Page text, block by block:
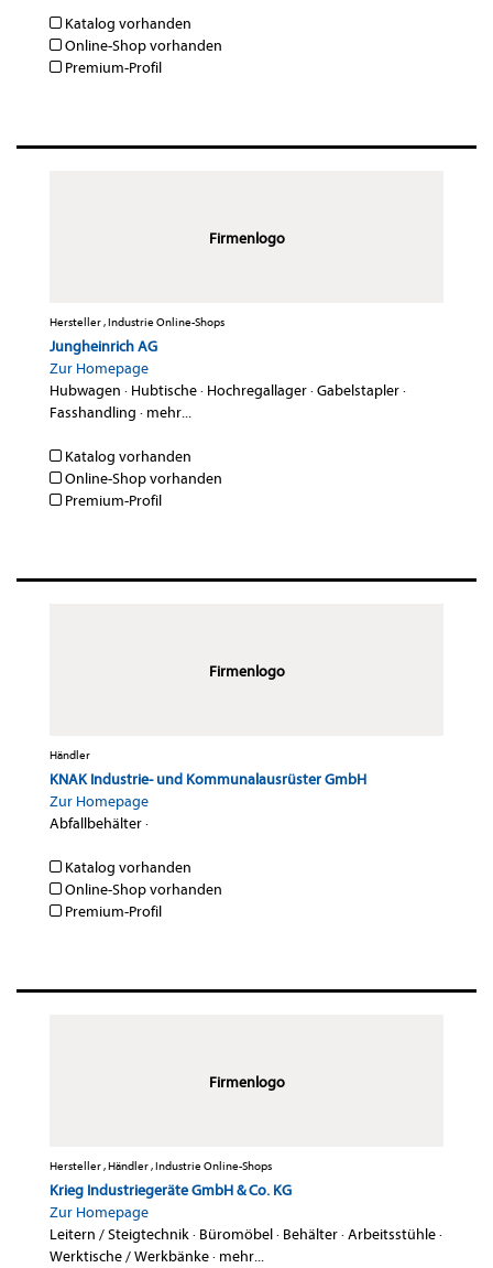
Katalog vorhanden
Online-Shop vorhanden
Premium-Profil
Firmenlogo
Hersteller , Industrie Online-Shops
Jungheinrich AG
Zur Homepage
Hubwagen · Hubtische· Hochregallager·Gabelstapler·
Fasshandling · mehr...
Katalog vorhanden
Online-Shop vorhanden
Premium-Profil
Firmenlogo
Händler
KNAK Industrie- und Kommunalausrüster GmbH
Zur Homepage
Abfallbehälter·
Katalog vorhanden
Online-Shop vorhanden
Premium-Profil
Firmenlogo
Hersteller , Händler , Industrie Online-Shops
Krieg Industriegeräte GmbH & Co. KG
Zur Homepage
Leitern / Steigtechnik· Büromöbel· Behälter·Arbeitsstühle·
Werktische / Werkbänke· mehr...